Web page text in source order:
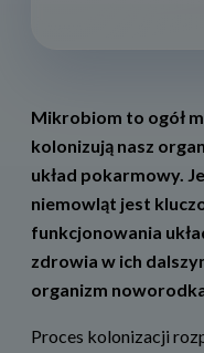
Mikrobiom to ogół
kolonizują nasz
układ pokarmowy.
niemowląt jest
funkcjonowania
zdrowia w ich
organizm
Proces kolonizacji